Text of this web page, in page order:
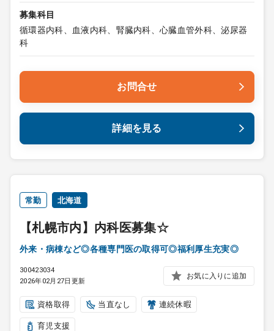
募集科目
循環器内科、血液内科、腎臓内科、心臓血管外科、泌尿器
科
お問合せ
詳細を見る
常勤 北海道
【札幌市内】内科医募集☆
外来・病棟など◎各種専門医の取得可◎福利厚生充実◎
300423034
2026年02月27日更新
お気に入りに追加
資格取得 当直なし 連続休暇
育児支援